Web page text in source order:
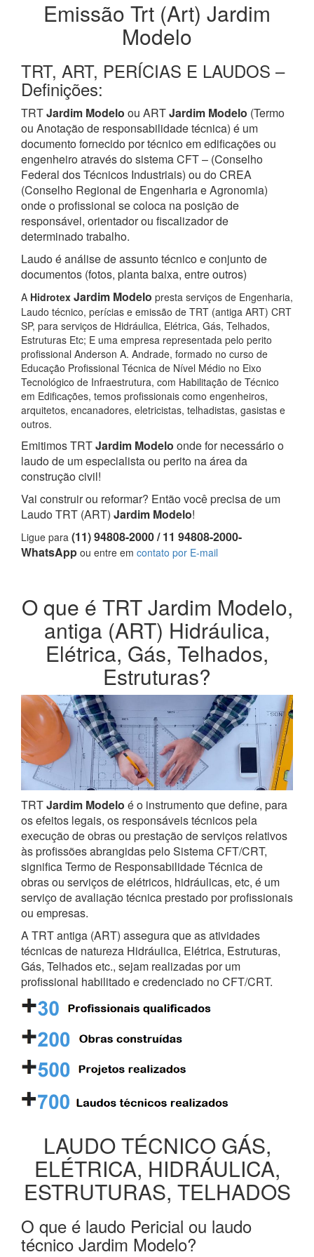
Emissão Trt (Art) Jardim
Modelo
TRT, ART, PERÍCIAS E LAUDOS –
Definições:
TRTJardim Modelo ou ARTJardim Modelo (Termo
ou Anotação de responsabilidade técnica) é um
documento fornecido por técnico em edificações ou
engenheiro através do sistema CFT – (Conselho
Federal dos Técnicos Industriais) ou do CREA
(Conselho Regional de Engenharia e Agronomia)
onde o profissional se coloca na posição de
responsável, orientador ou fiscalizador de
determinado trabalho.
Laudo é análise de assunto técnico e conjunto de
documentos (fotos, planta baixa, entre outros)
A Hidrotex Jardim Modelo presta serviços de Engenharia,
Laudo técnico, perícias e emissão de TRT (antiga ART) CRT
SP, para serviços de Hidráulica, Elétrica, Gás, Telhados,
Estruturas Etc; E uma empresa representada pelo perito
profissional Anderson A. Andrade, formado no curso de
Educação Profissional Técnica de Nível Médio no Eixo
Tecnológico de Infraestrutura, com Habilitação de Técnico
em Edificações, temos profissionais como engenheiros,
arquitetos, encanadores, eletricistas, telhadistas, gasistas e
outros.
Emitimos TRTJardim Modelo onde for necessário o
laudo de um especialista ou perito na área da
construção civil!
Vai construir ou reformar? Então você precisa de um
Laudo TRT (ART) Jardim Modelo!
Ligue para (11) 94808-2000 / 11 94808-2000-
WhatsApp ou entre em contato por E-mail
O que é TRT Jardim Modelo,
antiga (ART) Hidráulica,
Elétrica, Gás, Telhados,
Estruturas?
TRTJardim Modelo é o instrumento que define, para
os efeitos legais, os responsáveis técnicos pela
execução de obras ou prestação de serviços relativos
às profissões abrangidas pelo Sistema CFT/CRT,
significa Termo de Responsabilidade Técnica de
obras ou serviços de elétricos, hidráulicas, etc, é um
serviço de avaliação técnica prestado por profissionais
ou empresas.
A TRT antiga (ART) assegura que as atividades
técnicas de natureza Hidráulica, Elétrica, Estruturas,
Gás, Telhados etc., sejam realizadas por um
profissional habilitado e credenciado no CFT/CRT.
LAUDO TÉCNICO GÁS,
ELÉTRICA, HIDRÁULICA,
ESTRUTURAS, TELHADOS
O que é laudo Pericial ou laudo
técnico Jardim Modelo?